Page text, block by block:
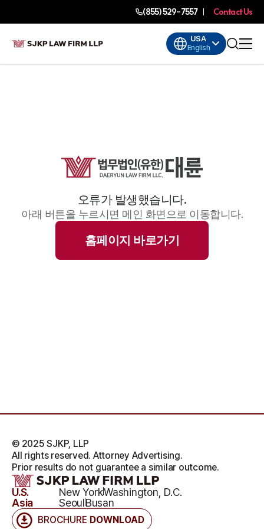
(855) 529-7557 Contact Us
USA
English
오류가 발생했습니다.
아래 버튼을 누르시면 메인 화면으로 이동합니다.
홈페이지 바로가기
BROCHURE DOWNLOAD
U.S. New YorkWashington, D.C.
Asia
SeoulBusan
© 2025 SJKP, LLP
All rights reserved. Attorney Advertising.
Prior results do not guarantee a similar outcome.